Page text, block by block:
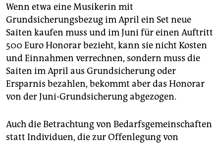
Wenn etwa eine Musikerin mit
Grundsicherungsbezug im April ein Set neue
Saiten kaufen muss und im Juni für einen Auftritt
500 Euro Honorar bezieht, kann sie nicht Kosten
und Einnahmen verrechnen, sondern muss die
Saiten im April aus Grundsicherung oder
Ersparnis bezahlen, bekommt aber das Honorar
von der Juni-Grundsicherung abgezogen.
Auch die Betrachtung von Bedarfsgemeinschaften
statt Individuen, die zur Offenlegung von